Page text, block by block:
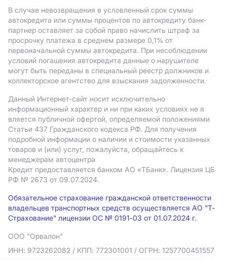
В случае невозвращения в условленный срок суммы
автокредита или суммы процентов по автокредиту банк-
партнер оставляет за собой право начислить штраф за
просрочку платежа в среднем размере 0,1% от
первоначальной суммы автокредита. При несоблюдении
условий погашения автокредита данные о нарушителе
могут быть переданы в специальный реестр должников и
коллекторское агентство для взыскания задолженности.
Данный Интернет-сайт носит исключительно
информационный характер и ни при каких условиях не я
вляется публичной офертой, определяемой положениями
Статьи 437 Гражданского кодекса РФ. Для получения
подробной информации о наличии и стоимости указанных
товаров и (или) услуг, пожалуйста, обращайтесь к
менеджерам автоцентра
Кредит предоставляется банком АO «ТБанк». Лицензия ЦБ
РФ № 2673 от 09.07.2024.
Обязательное страхование гражданской ответственности
владельцев транспортных средств осуществляется АО "Т-
Страхование" лицензии ОС № 0191-03 от 01.07.2024 г.
ООО "Орвалон"
ИНН: 9723262082 / КПП: 772301001 / ОГРН: 1257700451557